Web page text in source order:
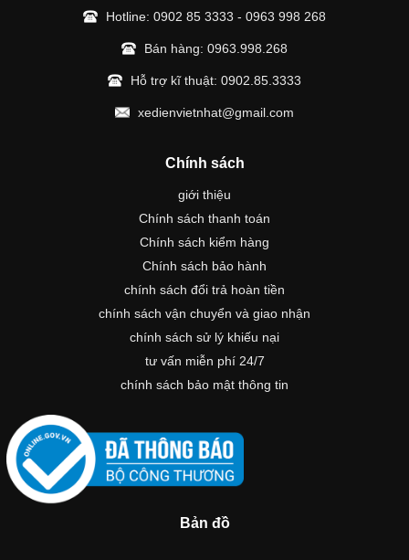
Hotline: 0902 85 3333 - 0963 998 268
Bán hàng: 0963.998.268
Hỗ trợ kĩ thuật: 0902.85.3333
xedienvietnhat@gmail.com
Chính sách
giới thiệu
Chính sách thanh toán
Chính sách kiểm hàng
Chính sách bảo hành
chính sách đổi trả hoàn tiền
chính sách vận chuyển và giao nhận
chính sách sử lý khiếu nại
tư vấn miễn phí 24/7
chính sách bảo mật thông tin
Bản đồ